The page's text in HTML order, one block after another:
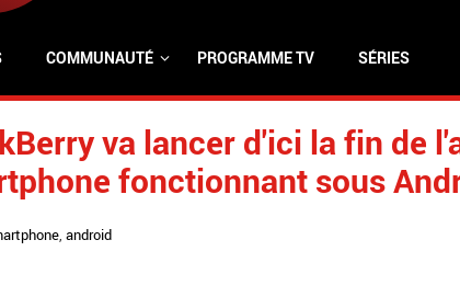
COMMUNAUTÉ PROGRAMME TV SÉRIES
va lancer d'ici la fin de
fonctionnant sous
, android